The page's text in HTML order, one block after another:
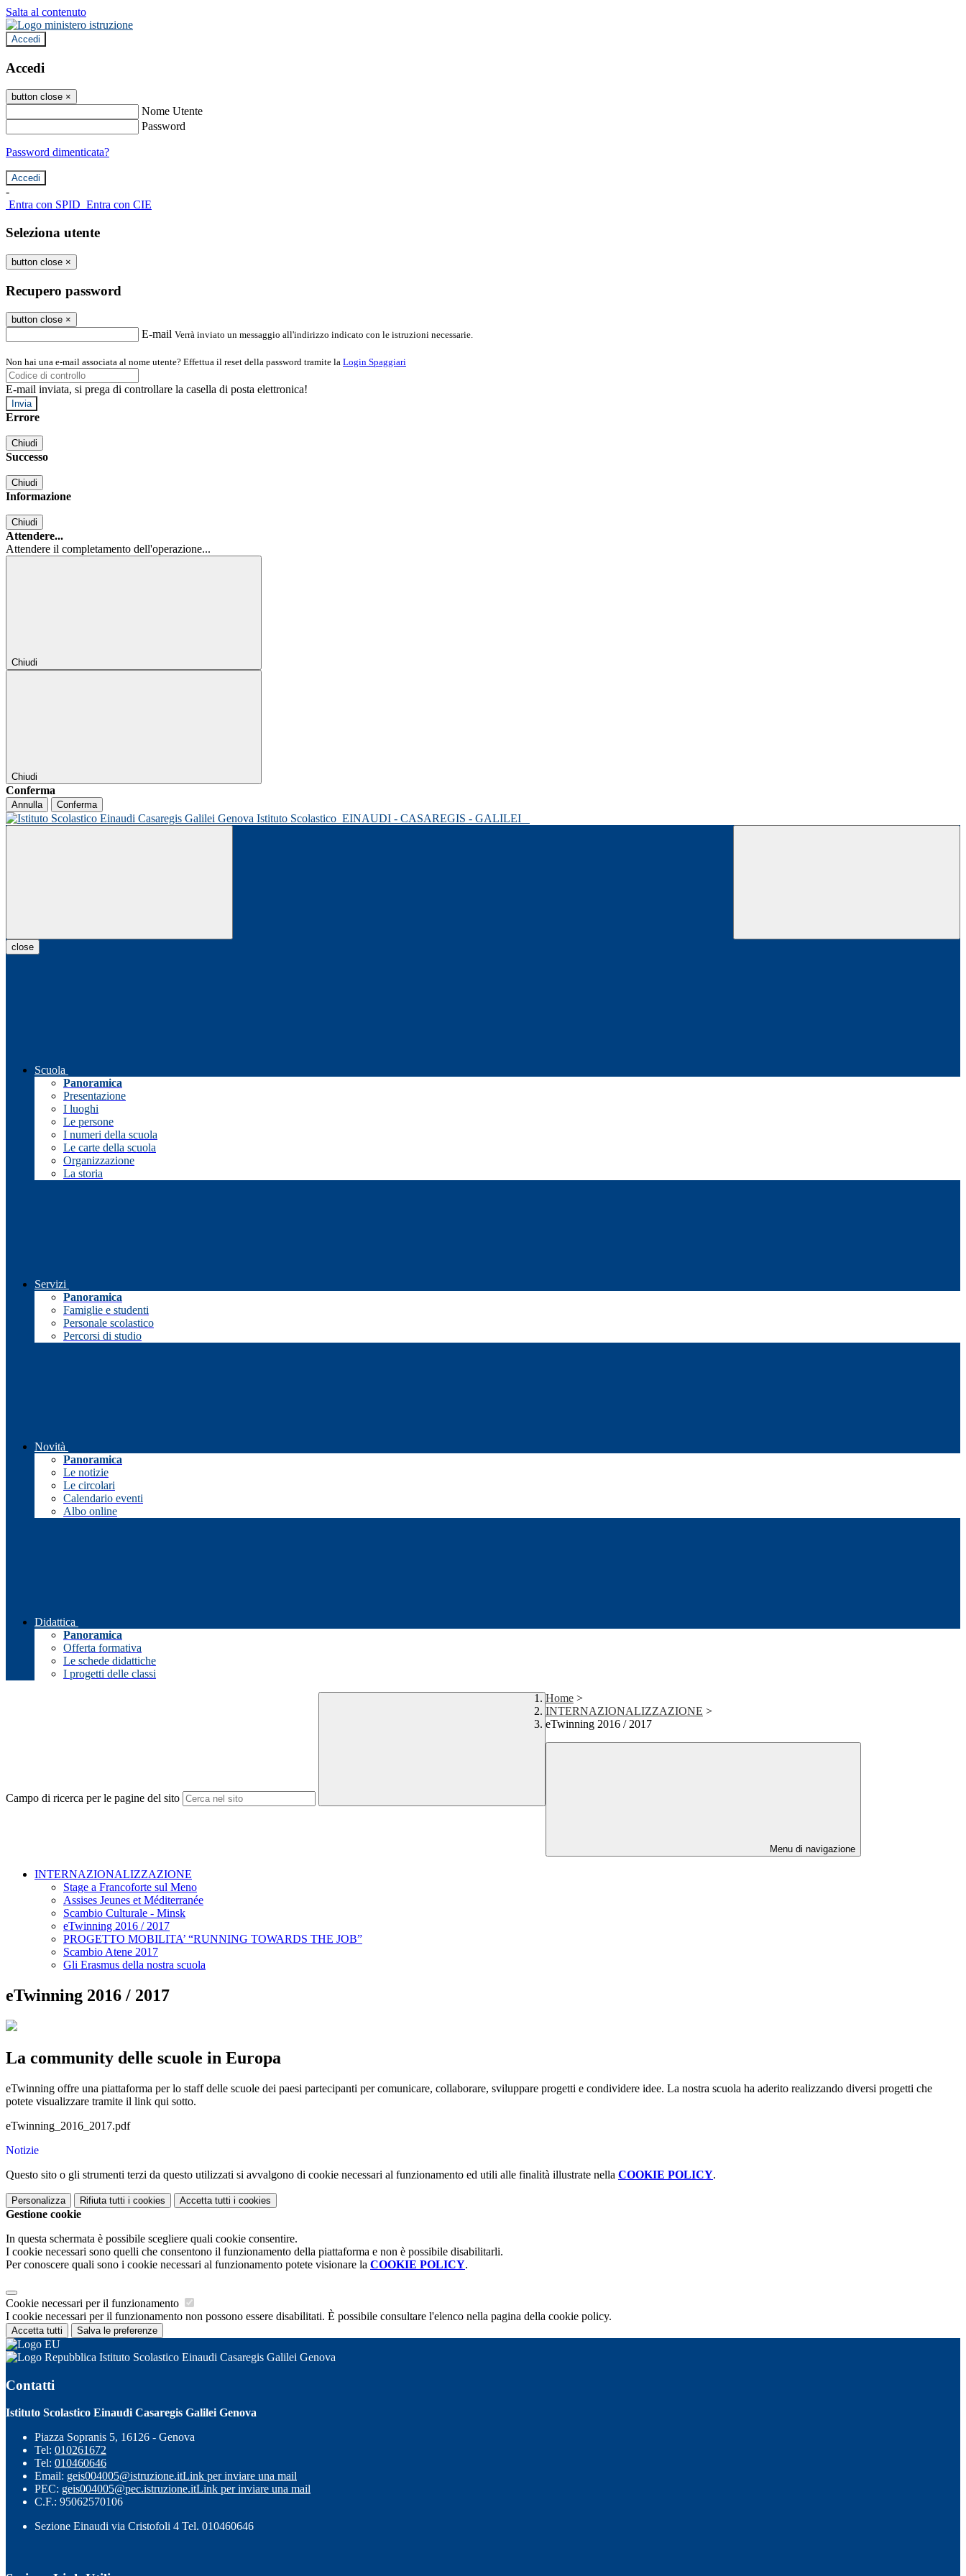
Salta al contenuto
Accedi
Accedi
button close ×
Nome Utente
Password
Password dimenticata?
-
Entra con SPID Entra con CIE
Seleziona utente
button close ×
Recupero password
button close ×
E-mail Verrà inviato un messaggio all'indirizzo indicato con le istruzioni necessarie.
Non hai una e-mail associata al nome utente? Effettua il reset della password tramite la Login Spaggiari
E-mail inviata, si prega di controllare la casella di posta elettronica!
Errore
Chiudi
Successo
Chiudi
Informazione
Chiudi
Attendere...
Attendere il completamento dell'operazione...
Chiudi
Chiudi
Conferma
Annulla Conferma
Istituto Scolastico EINAUDI - CASAREGIS - GALILEI
close
Scuola
Panoramica
Presentazione
I luoghi
Le persone
I numeri della scuola
Le carte della scuola
Organizzazione
La storia
Servizi
Panoramica
Famiglie e studenti
Personale scolastico
Percorsi di studio
Novità
Panoramica
Le notizie
Le circolari
Calendario eventi
Albo online
Didattica
Panoramica
Offerta formativa
Le schede didattiche
I progetti delle classi
Campo di ricerca per le pagine del sito
Home >
INTERNAZIONALIZZAZIONE >
eTwinning 2016 / 2017
Menu di navigazione
INTERNAZIONALIZZAZIONE
Stage a Francoforte sul Meno
Assises Jeunes et Méditerranée
Scambio Culturale - Minsk
eTwinning 2016 / 2017
PROGETTO MOBILITA’ “RUNNING TOWARDS THE JOB”
Scambio Atene 2017
Gli Erasmus della nostra scuola
eTwinning 2016 / 2017
La community delle scuole in Europa
eTwinning offre una piattaforma per lo staff delle scuole dei paesi partecipanti per comunicare, collaborare, sviluppare progetti e condividere idee. La nostra scuola ha aderito realizzando diversi progetti che
potete visualizzare tramite il link qui sotto.
eTwinning_2016_2017.pdf
Notizie
Questo sito o gli strumenti terzi da questo utilizzati si avvalgono di cookie necessari al funzionamento ed utili alle finalità illustrate nella COOKIE POLICY.
Personalizza Rifiuta tutti i cookies Accetta tutti i cookies
Gestione cookie
In questa schermata è possibile scegliere quali cookie consentire.
I cookie necessari sono quelli che consentono il funzionamento della piattaforma e non è possibile disabilitarli.
Per conoscere quali sono i cookie necessari al funzionamento potete visionare la COOKIE POLICY.
Cookie necessari per il funzionamento
I cookie necessari per il funzionamento non possono essere disabilitati. È possibile consultare l'elenco nella pagina della cookie policy.
Accetta tutti Salva le preferenze
Istituto Scolastico Einaudi Casaregis Galilei Genova
Contatti
Istituto Scolastico Einaudi Casaregis Galilei Genova
Piazza Sopranis 5, 16126 - Genova
Tel: 010261672
Tel: 010460646
Email: geis004005@istruzione.itLink per inviare una mail
PEC: geis004005@pec.istruzione.itLink per inviare una mail
C.F.: 95062570106
Sezione Einaudi via Cristofoli 4 Tel. 010460646